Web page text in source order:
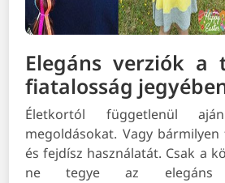
Elegáns verziók a
fiatalosság
Életkortól függetlenül
megoldásokat. Vagy
és fejdísz használatát. Csak a
ne tegye az elegáns